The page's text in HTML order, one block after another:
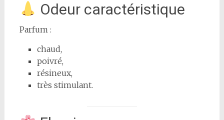
Odeur caractéristique
Parfum :
chaud,
poivré,
résineux,
très stimulant.